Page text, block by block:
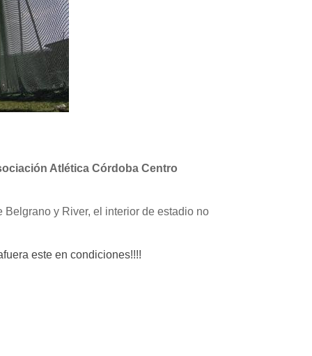
Atlética Córdoba Centro
y River, el interior de estadio no
este en condiciones!!!!